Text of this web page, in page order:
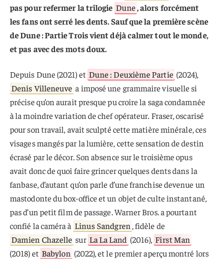
pas pour refermer la trilogie Dune, alors forcément
les fans ont serré les dents. Sauf que la première scène
de Dune : Partie Trois vient déjà calmer tout le monde,
et pas avec des mots doux.
Depuis Dune (2021) et Dune : Deuxième Partie (2024),
Denis Villeneuve a imposé une grammaire visuelle si
précise qu’on aurait presque pu croire la saga condamnée
à la moindre variation de chef opérateur. Fraser, oscarisé
pour son travail, avait sculpté cette matière minérale, ces
visages mangés par la lumière, cette sensation de destin
écrasé par le décor. Son absence sur le troisième opus
avait donc de quoi faire grincer quelques dents dans la
fanbase, d’autant qu’on parle d’une franchise devenue un
mastodonte du box-office et un objet de culte instantané,
pas d’un petit film de passage. Warner Bros. a pourtant
confié la caméra à Linus Sandgren, fidèle de
Damien Chazelle sur La La Land (2016), First Man
(2018) et Babylon (2022), et le premier aperçu montré lors